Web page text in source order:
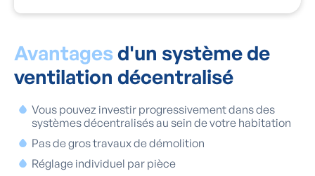
Avantagesd'un système de
ventilation décentralisé
Vous pouvez investir progressivement dans des
systèmes décentralisés au sein de votre habitation
Pas de gros travaux de démolition
Réglage individuel par pièce